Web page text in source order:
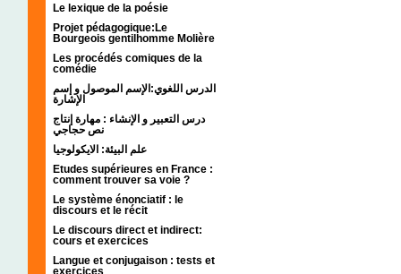
Le lexique de la poésie
Projet pédagogique:Le
Bourgeois gentilhomme Molière
Les procédés comiques de la
comédie
الدرس اللغوي:الإسم الموصول و إسم
الإشارة
درس التعبير و الإنشاء : مهارة إنتاج
نص حجاجي
علم البيئة: الايكولوجيا
Etudes supérieures en France :
comment trouver sa voie ?
Le système énonciatif : le
discours et le récit
Le discours direct et indirect:
cours et exercices
Langue et conjugaison : tests et
exercices